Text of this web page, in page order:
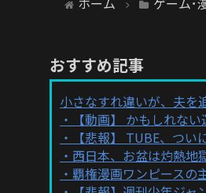
おすすめ記事
小さなすれ違いが、夫を
【動画】 かもしれな
【悲報】 TUBE、つ
西日本、お盆は灼熱
覇権漫画ワンピースの